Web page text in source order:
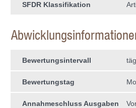
SFDR Klassifikation
Bewertungsintervall
Bewertungstag
Annahmeschluss Ausgaben